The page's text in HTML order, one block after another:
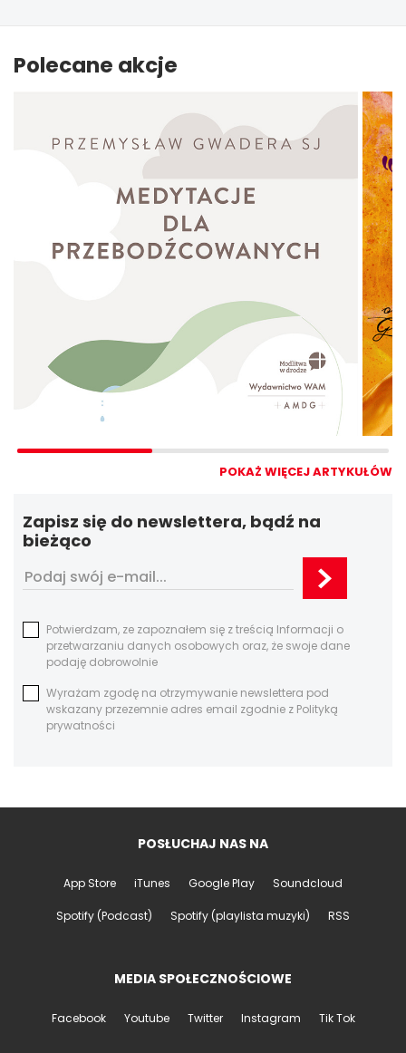
Polecane akcje
POKAŻ WIĘCEJ ARTYKUŁÓW
Zapisz się do newslettera, bądź na
bieżąco
Potwierdzam, ze zapoznałem się z treścią Informacji o
przetwarzaniu danych osobowych oraz, że swoje dane
podaję dobrowolnie
Wyrażam zgodę na otrzymywanie newslettera pod
wskazany przezemnie adres email zgodnie z Polityką
prywatności
POSŁUCHAJ NAS NA
App Store iTunes Google Play Soundcloud
Spotify (Podcast) Spotify (playlista muzyki) RSS
MEDIA SPOŁECZNOŚCIOWE
Facebook Youtube Twitter Instagram Tik Tok